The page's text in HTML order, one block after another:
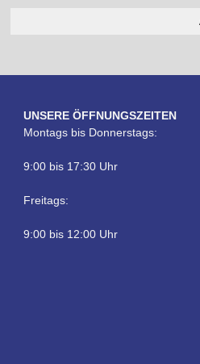
UNSERE ÖFFNUNGSZEITEN
Montags bis Donnerstags:
9:00 bis 17:30 Uhr
Freitags:
9:00 bis 12:00 Uhr